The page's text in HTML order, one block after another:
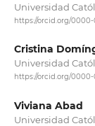
Universidad
https://orcid.org/0000-
Cristina
Universidad
https://orcid.org/
Viviana Abad
Universidad